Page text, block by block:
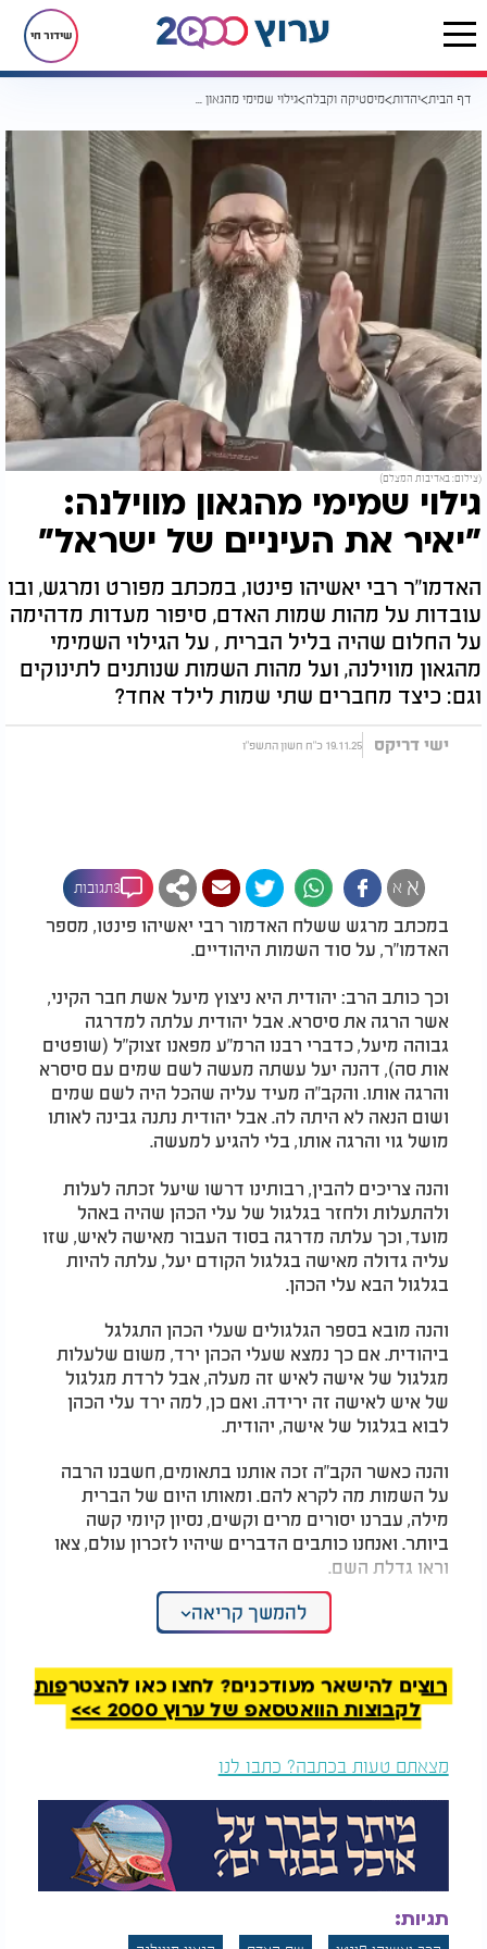
שידור חי
דף הבית יהדות מיסטיקה וקבלה גילוי שמימי מהגאון מווילנה: "יאיר את העיניים של ישראל"
(צילום: באדיבות המצלם)
גילוי שמימי מהגאון מווילנה:
"יאיר את העיניים של ישראל"
האדמו"ר רבי יאשיהו פינטו, במכתב מפורט ומרגש, ובו
עובדות על מהות שמות האדם, סיפור מעדות מדהימה
על החלום שהיה בליל הברית , על הגילוי השמימי
מהגאון מווילנה, ועל מהות השמות שנותנים לתינוקים
וגם: כיצד מחברים שתי שמות לילד אחד?
ישי דריקס 19.11.25 כ"ח חשון התשפ"ו
א א 3תגובות
במכתב מרגש ששלח האדמור רבי יאשיהו פינטו, מספר
האדמו"ר, על סוד השמות היהודיים.
וכך כותב הרב: יהודית היא ניצוץ מיעל אשת חבר הקיני,
אשר הרגה את סיסרא. אבל יהודית עלתה למדרגה
גבוהה מיעל, כדברי רבנו הרמ"ע מפאנו זצוק"ל (שופטים
אות סה), דהנה יעל עשתה מעשה לשם שמים עם סיסרא
והרגה אותו. והקב"ה מעיד עליה שהכל היה לשם שמים
ושום הנאה לא היתה לה. אבל יהודית נתנה גבינה לאותו
מושל גוי והרגה אותו, בלי להגיע למעשה.
והנה צריכים להבין, רבותינו דרשו שיעל זכתה לעלות
ולהתעלות ולחזר בגלגול של עלי הכהן שהיה באהל
מועד, וכך עלתה מדרגה בסוד העבור מאישה לאיש, שזו
עליה גדולה מאישה בגלגול הקודם יעל, עלתה להיות
בגלגול הבא עלי הכהן.
והנה מובא בספר הגלגולים שעלי הכהן התגלגל
ביהודית. אם כך נמצא שעלי הכהן ירד, משום שלעלות
מגלגול של אישה לאיש זה מעלה, אבל לרדת מגלגול
של איש לאישה זה ירידה. ואם כן, למה ירד עלי הכהן
לבוא בגלגול של אישה, יהודית.
והנה כאשר הקב"ה זכה אותנו בתאומים, חשבנו הרבה
על השמות מה לקרא להם. ומאותו היום של הברית
מילה, עברנו יסורים מרים וקשים, נסיון קיומי קשה
ביותר. ואנחנו כותבים הדברים שיהיו לזכרון עולם, צאו
וראו גדלת השם.
כשנולדנו ביום ראש השנה, מר אבי שיח' ומרת אמי
שתח' התיעצו בדבור אחד עם מר זקני רבי משה אהרן
שלנו וכך נסגר.
ערב יום כפור, בבא מאיר זצוק"ל כמלאך השם צבאות
הלך למקוה והכין את עצמו ובא מוכן ומזמן להיות סנדק
אצל בתו, שהיתה אהבת לבו מכל בניו, שהיה מעיד
ואומר שהוא יחלק אתה את עולם הבא שלו.
המלצות נוספות
להמשך קריאה
רוצים להישאר מעודכנים? לחצו כאן להצטרפות
לקבוצות הוואטסאפ של ערוץ 2000 >>>
מצאתם טעות בכתבה? כתבו לנו
תגיות: